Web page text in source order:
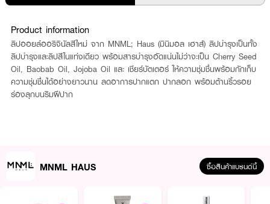
Product information
ลิปออยล์ออริจินัลสีใหม่ จาก MNML; Haus (มินิมอล เฮาส์) ลิปบำรุงเป็นทั้ง
ลิปบำรุงและลิปสีในแท่งเดียว พร้อมสารบำรุงอัดแน่นไม่ว่าจะเป็น Cherry Seed
Oil, Baobab Oil, Jojoba Oil และ เชียร์บัตเตอร์ ให้ความชุ่มชื่นพร้อมกักเก็บ
ความชุ่มชื่นได้อย่างยาวนาน ลดอาการปากแตก ปากลอก พร้อมต้านริ้วรอย
ร่องลุกบนริมฝีปาก
MNML HAUS ซื้อสินค้าแบรนด์นี้